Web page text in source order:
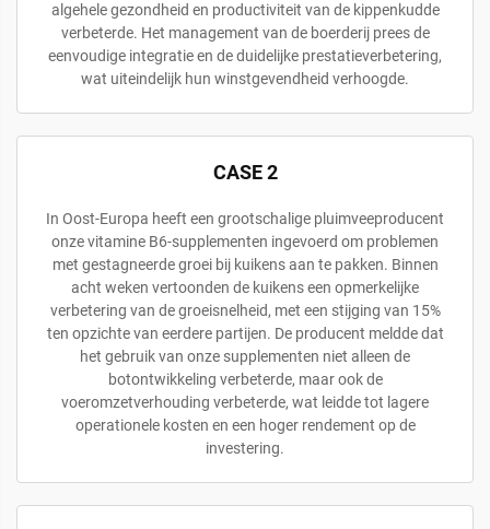
algehele gezondheid en productiviteit van de kippenkudde
verbeterde. Het management van de boerderij prees de
eenvoudige integratie en de duidelijke prestatieverbetering,
wat uiteindelijk hun winstgevendheid verhoogde.
CASE 2
In Oost-Europa heeft een grootschalige pluimveeproducent
onze vitamine B6-supplementen ingevoerd om problemen
met gestagneerde groei bij kuikens aan te pakken. Binnen
acht weken vertoonden de kuikens een opmerkelijke
verbetering van de groeisnelheid, met een stijging van 15%
ten opzichte van eerdere partijen. De producent meldde dat
het gebruik van onze supplementen niet alleen de
botontwikkeling verbeterde, maar ook de
voeromzetverhouding verbeterde, wat leidde tot lagere
operationele kosten en een hoger rendement op de
investering.